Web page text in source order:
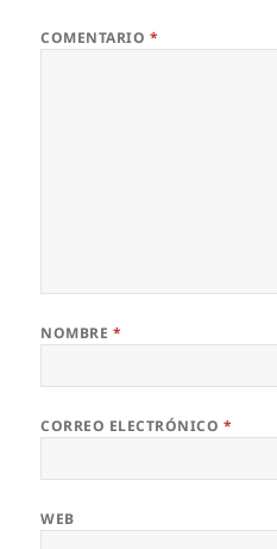
COMENTARIO *
NOMBRE *
CORREO ELECTRÓNICO *
WEB